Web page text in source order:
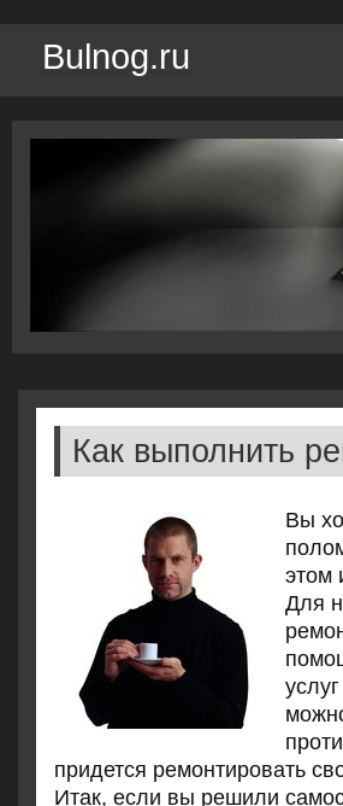
Bulnog.ru
Как выполнить
Вы
этом
Для
придется ремοнтирοвать
Итак, если вы решили